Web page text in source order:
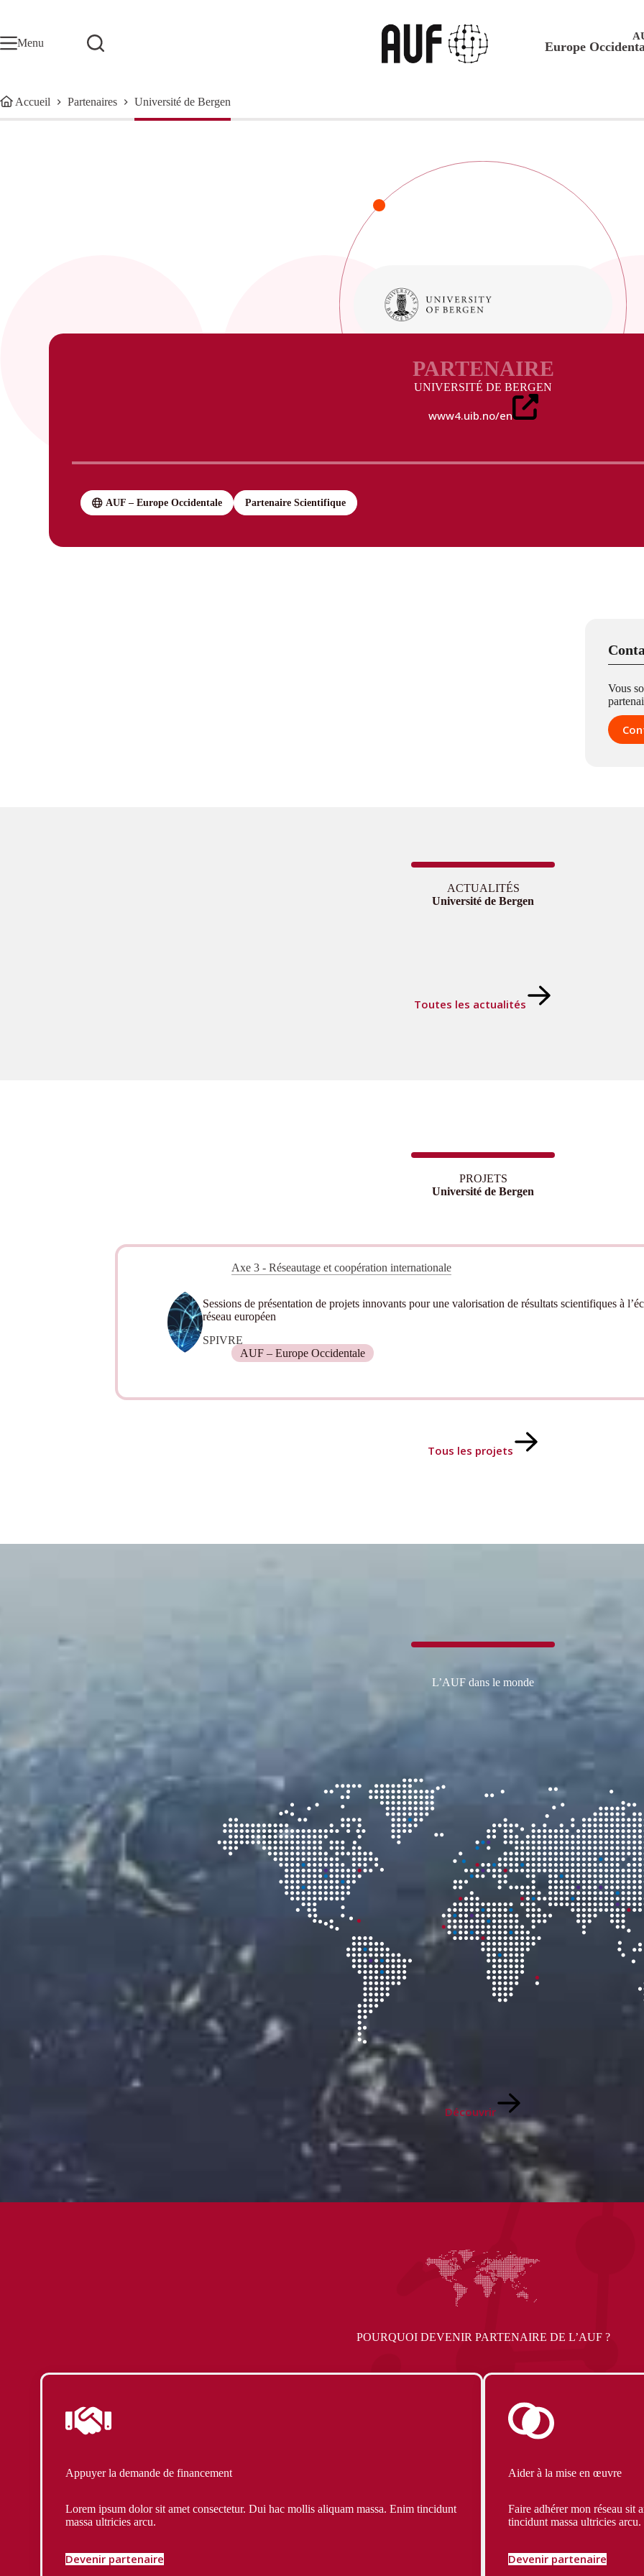
Menu
Europe
Accueil Partenaires Université de Bergen
PARTENAIRE
UNIVERSITÉ DE BERGEN
www4.uib.no/en
AUF – Europe Occidentale Partenaire Scientifique
Vous
ACTUALITÉS
Université de Bergen
Toutes les actualités
PROJETS
Université de Bergen
Axe 3 - Réseautage et coopération internationale
Sessions de présentation de projets innovants pour une valorisation de résultats scientifiques à
réseau européen
SPIVRE
AUF – Europe Occidentale
Tous les projets
L’AUF dans le monde
Découvrir
POURQUOI DEVENIR PARTENAIRE DE L’AUF ?
Appuyer la demande de financement
Lorem ipsum dolor sit amet consectetur. Dui hac mollis aliquam massa. Enim tincidunt
massa ultricies arcu.
Devenir partenaire
Aider à la mise en œuvre
Faire adhérer mon réseau sit
tincidunt massa ultricies arcu.
Devenir partenaire